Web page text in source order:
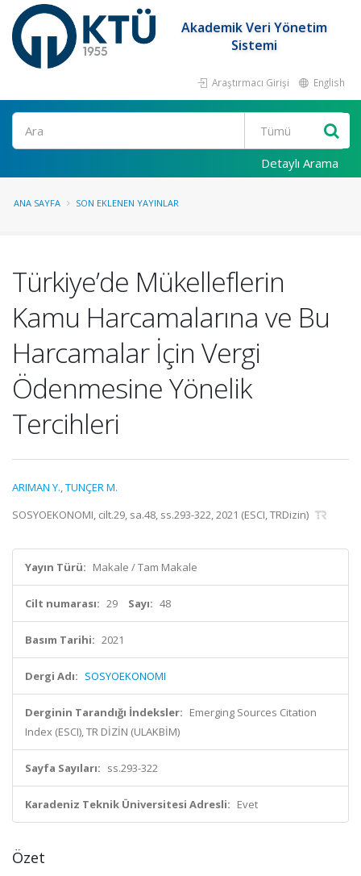
Akademik Veri Yönetim
Sistemi
Araştırmacı Girişi English
Ara
Detaylı Arama
ANA SAYFA SON EKLENEN YAYINLAR
Türkiye’de Mükelleflerin
Kamu Harcamalarına ve Bu
Harcamalar İçin Vergi
Ödenmesine Yönelik
Tercihleri
ARIMAN Y.,TUNÇER M.
SOSYOEKONOMI, cilt.29, sa.48, ss.293-322, 2021 (ESCI, TRDizin)
Yayın Türü: Makale / Tam Makale
Cilt numarası: 29 Sayı: 48
Basım Tarihi: 2021
Dergi Adı: SOSYOEKONOMI
Derginin Tarandığı İndeksler: Emerging Sources Citation
Index (ESCI), TR DİZİN (ULAKBİM)
Sayfa Sayıları: ss.293-322
Karadeniz Teknik Üniversitesi Adresli: Evet
Özet